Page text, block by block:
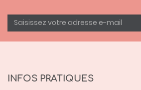
INFOS PRATIQUES